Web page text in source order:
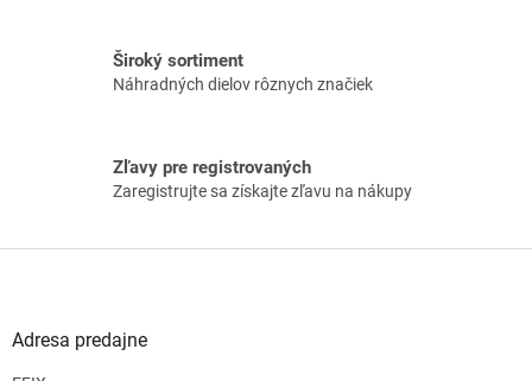
p
i
Široký sortiment
Náhradných dielov rôznych značiek
Zľavy pre registrovaných
Zaregistrujte sa získajte zľavu na nákupy
Adresa predajne